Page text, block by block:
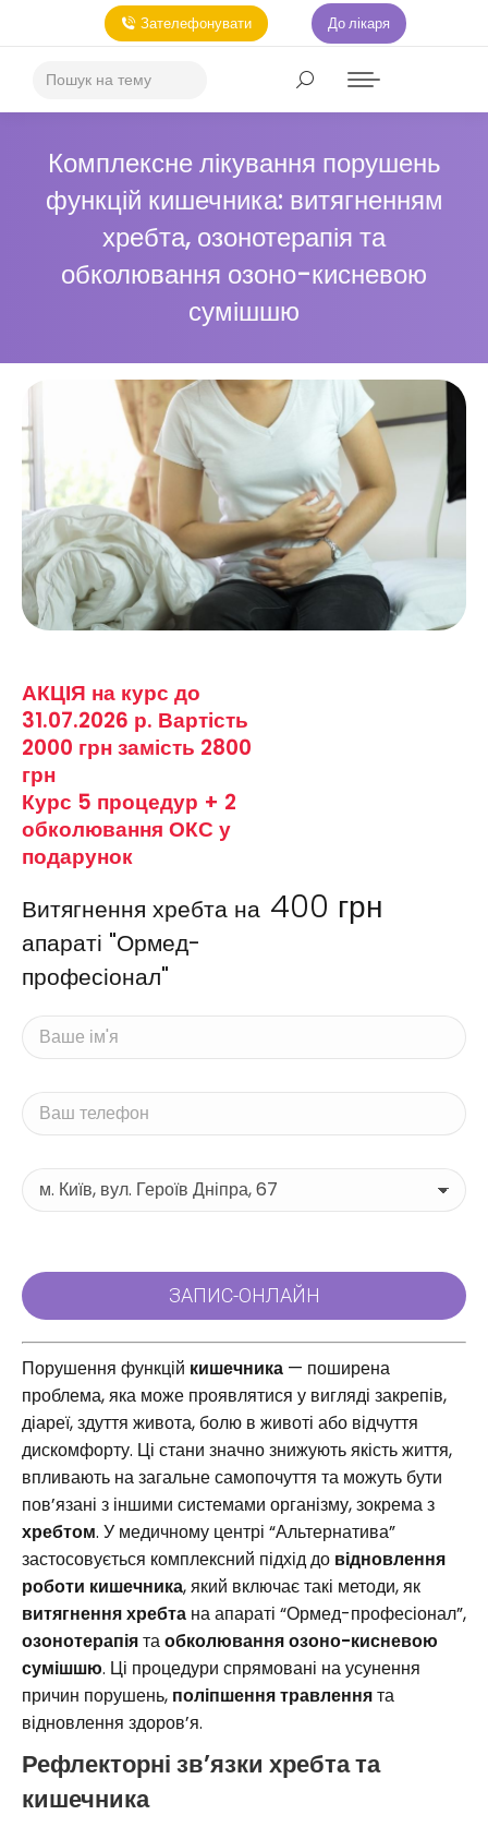
Зателефонувати До лікаря
Комплексне лікування порушень
функцій кишечника: витягненням
хребта, озонотерапія та
обколювання озоно-кисневою
сумішшю
АКЦІЯ на курс до
31.07.2026 р. Вартість
2000 грн замість 2800
грн
Курс 5 процедур + 2
обколювання ОКС у
подарунок
Витягнення хребта на
апараті "Ормед-
професіонал"
400 грн
Порушення функцій кишечника — поширена
проблема, яка може проявлятися у вигляді закрепів,
діареї, здуття живота, болю в животі або відчуття
дискомфорту. Ці стани значно знижують якість життя,
впливають на загальне самопочуття та можуть бути
пов’язані з іншими системами організму, зокрема з
хребтом. У медичному центрі “Альтернатива”
застосовується комплексний підхід до відновлення
роботи кишечника, який включає такі методи, як
витягнення хребта на апараті “Ормед-професіонал”,
озонотерапіятаобколювання озоно-кисневою
сумішшю. Ці процедури спрямовані на усунення
причин порушень, поліпшення травленнята
відновлення здоров’я.
Рефлекторні зв’язки хребта та
кишечника